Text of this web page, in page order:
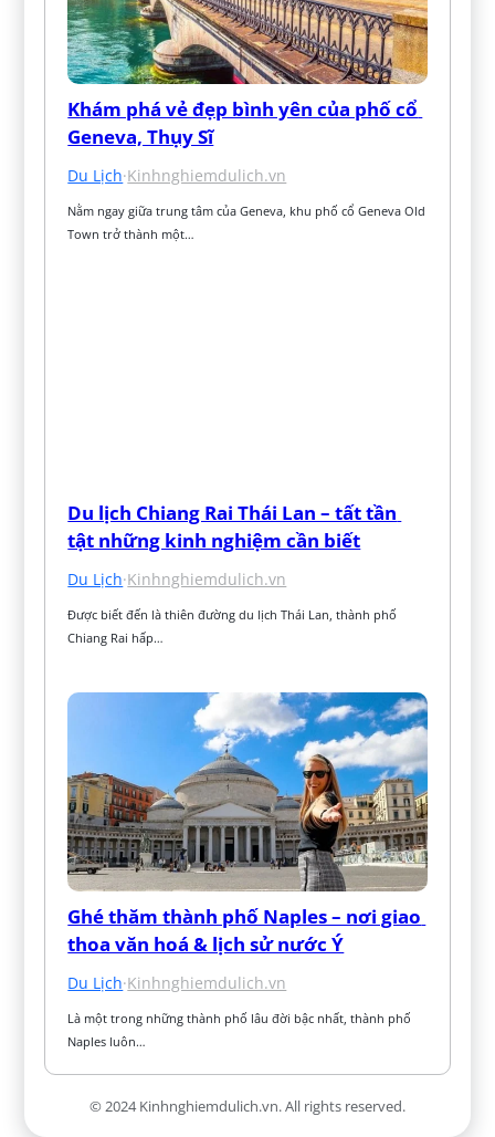
Khám phá vẻ đẹp bình yên của phố cổ
Geneva, Thụy Sĩ
Du Lịch·Kinhnghiemdulich.vn
Nằm ngay giữa trung tâm của Geneva, khu phố cổ Geneva Old
Town trở thành một…
Du lịch Chiang Rai Thái Lan – tất tần
tật những kinh nghiệm cần biết
Du Lịch·Kinhnghiemdulich.vn
Được biết đến là thiên đường du lịch Thái Lan, thành phố
Chiang Rai hấp…
Ghé thăm thành phố Naples – nơi giao
thoa văn hoá & lịch sử nước Ý
Du Lịch·Kinhnghiemdulich.vn
Là một trong những thành phố lâu đời bậc nhất, thành phố
Naples luôn…
© 2024 Kinhnghiemdulich.vn. All rights reserved.